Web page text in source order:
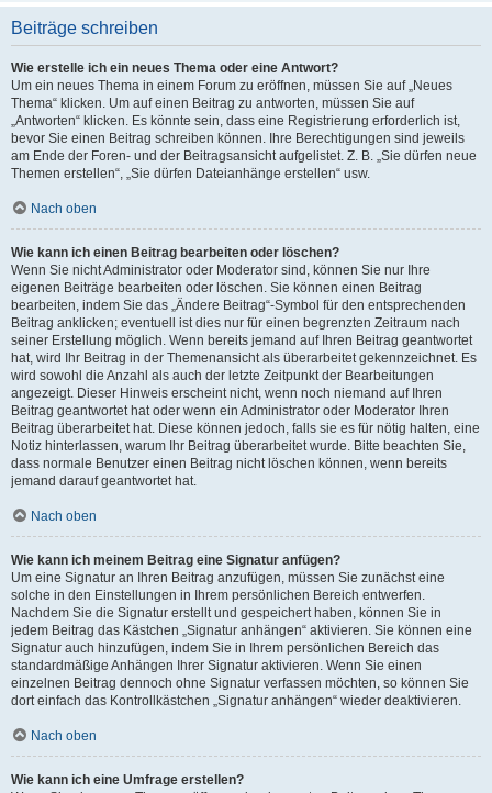
Beiträge schreiben
Wie erstelle ich ein neues Thema oder eine Antwort?
Um ein neues Thema in einem Forum zu eröffnen, müssen Sie auf „Neues
Thema“ klicken. Um auf einen Beitrag zu antworten, müssen Sie auf
„Antworten“ klicken. Es könnte sein, dass eine Registrierung erforderlich ist,
bevor Sie einen Beitrag schreiben können. Ihre Berechtigungen sind jeweils
am Ende der Foren- und der Beitragsansicht aufgelistet. Z. B. „Sie dürfen neue
Themen erstellen“, „Sie dürfen Dateianhänge erstellen“ usw.
Nach oben
Wie kann ich einen Beitrag bearbeiten oder löschen?
Wenn Sie nicht Administrator oder Moderator sind, können Sie nur Ihre
eigenen Beiträge bearbeiten oder löschen. Sie können einen Beitrag
bearbeiten, indem Sie das „Ändere Beitrag“-Symbol für den entsprechenden
Beitrag anklicken; eventuell ist dies nur für einen begrenzten Zeitraum nach
seiner Erstellung möglich. Wenn bereits jemand auf Ihren Beitrag geantwortet
hat, wird Ihr Beitrag in der Themenansicht als überarbeitet gekennzeichnet. Es
wird sowohl die Anzahl als auch der letzte Zeitpunkt der Bearbeitungen
angezeigt. Dieser Hinweis erscheint nicht, wenn noch niemand auf Ihren
Beitrag geantwortet hat oder wenn ein Administrator oder Moderator Ihren
Beitrag überarbeitet hat. Diese können jedoch, falls sie es für nötig halten, eine
Notiz hinterlassen, warum Ihr Beitrag überarbeitet wurde. Bitte beachten Sie,
dass normale Benutzer einen Beitrag nicht löschen können, wenn bereits
jemand darauf geantwortet hat.
Nach oben
Wie kann ich meinem Beitrag eine Signatur anfügen?
Um eine Signatur an Ihren Beitrag anzufügen, müssen Sie zunächst eine
solche in den Einstellungen in Ihrem persönlichen Bereich entwerfen.
Nachdem Sie die Signatur erstellt und gespeichert haben, können Sie in
jedem Beitrag das Kästchen „Signatur anhängen“ aktivieren. Sie können eine
Signatur auch hinzufügen, indem Sie in Ihrem persönlichen Bereich das
standardmäßige Anhängen Ihrer Signatur aktivieren. Wenn Sie einen
einzelnen Beitrag dennoch ohne Signatur verfassen möchten, so können Sie
dort einfach das Kontrollkästchen „Signatur anhängen“ wieder deaktivieren.
Nach oben
Wie kann ich eine Umfrage erstellen?